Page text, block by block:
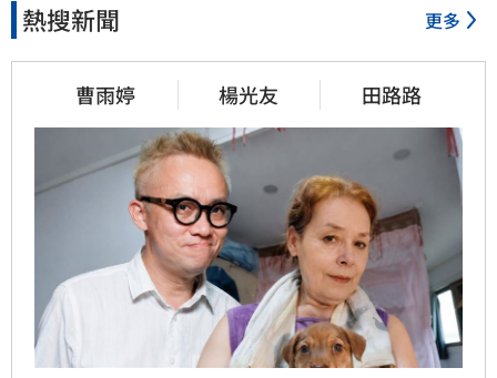
熱搜新聞 更多
曹雨婷 楊光友 田路路